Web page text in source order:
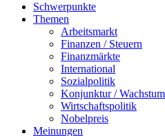
Schwerpunkte
Themen
Arbeitsmarkt
Finanzen / Steuern
Finanzmärkte
International
Sozialpolitik
Konjunktur / Wachstum
Wirtschaftspolitik
Nobelpreis
Meinungen